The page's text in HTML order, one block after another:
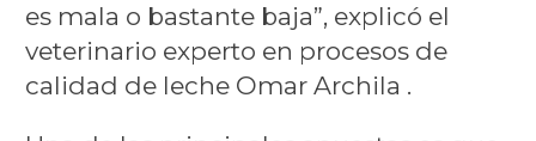
es mala o bastante baja”, explicó el
veterinario experto en procesos de
calidad de leche Omar Archila .